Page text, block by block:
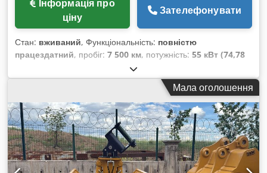
ціну
Зателефонувати
Стан: вживаний, Функціональність: повністю
працездатний, пробіг: 7 500 км, потужність: 55 кВт (74,78
, експлуатаційна маса:
ковша для копання:1 850 мм, Рік виготовлення:2016,
кабіна, палетні вилки,
пристрій швидкої заміни, стандартна лопата, CAT 906M
фронтальний навантажувач Рік випуску: 2016 Вила + ківш +
швидкознімний механізм Cedpfjzidgqsx Am Eorf 3
гідравлічні контури керування Ширина ковша: 185 см
Висота вивантаження: 3,10 м Висота машини: приблизно
246 см
Мала оголошення